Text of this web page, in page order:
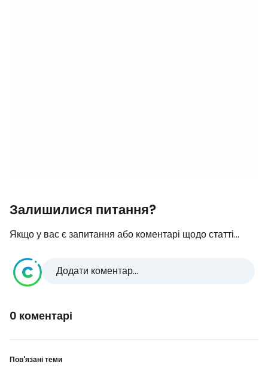
Залишилися питання?
Якщо у вас є запитання або коментарі щодо статті...
Додати коментар...
0 коментарі
Пов'язані теми